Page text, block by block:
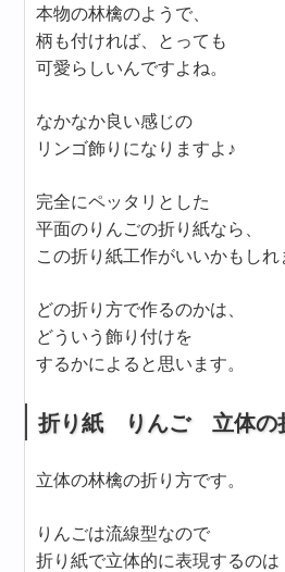
本物の林檎のようで、
柄も付ければ、とっても
可愛らしいんですよね。
なかなか良い感じの
リンゴ飾りになりますよ♪
完全にペッタリとした
平面のりんごの折り紙なら、
この折り紙工作がいいかもしれ
どの折り方で作るのかは、
どういう飾り付けを
するかによると思います。
折り紙 りんご 立体の
立体の林檎の折り方です。
りんごは流線型なので
折り紙で立体的に表現するのは